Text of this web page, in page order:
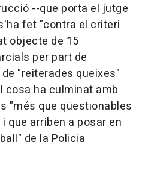
--que porta el jutge
fet "contra el criteri
objecte de 15
per part de
"reiterades queixes"
cosa ha culminat amb
"més que qüestionables
que arriben a posar en
de la Policia